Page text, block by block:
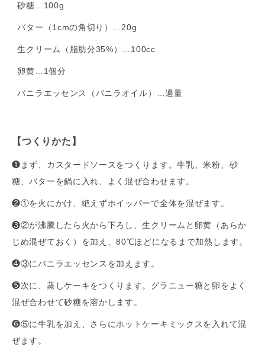
砂糖…100g
バター（1cmの角切り）…20g
生クリーム（脂肪分35%）…100cc
卵黄…1個分
バニラエッセンス（バニラオイル）…適量
【つくりかた】
❶まず、カスタードソースをつくります。牛乳、米粉、砂
糖、バターを鍋に入れ、よく混ぜ合わせます。
❷①を火にかけ、絶えずホイッパーで全体を混ぜます。
❸②が沸騰したら火から下ろし、生クリームと卵黄（あらか
じめ混ぜておく）を加え、80℃ほどになるまで加熱します。
❹③にバニラエッセンスを加えます。
❺次に、蒸しケーキをつくります。グラニュー糖と卵をよく
混ぜ合わせて砂糖を溶かします。
❻⑤に牛乳を加え、さらにホットケーキミックスを入れて混
ぜます。